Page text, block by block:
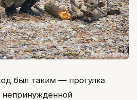
был таким — прогулка
непринужденной